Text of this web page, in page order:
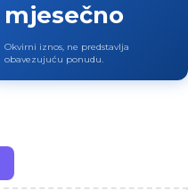
mjesečno
Okvirni iznos, ne predstavlja
obavezujuću ponudu.